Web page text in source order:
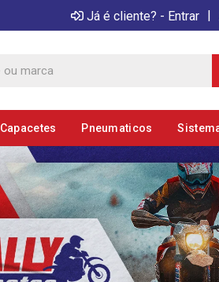
Já é cliente? - Entrar |
Capacetes Pneumaticos